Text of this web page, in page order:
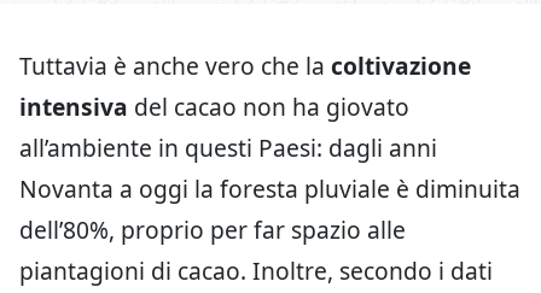
Tuttavia è anche vero che la coltivazione
intensiva del cacao non ha giovato
all’ambiente in questi Paesi: dagli anni
Novanta a oggi la foresta pluviale è diminuita
dell’80%, proprio per far spazio alle
piantagioni di cacao. Inoltre, secondo i dati